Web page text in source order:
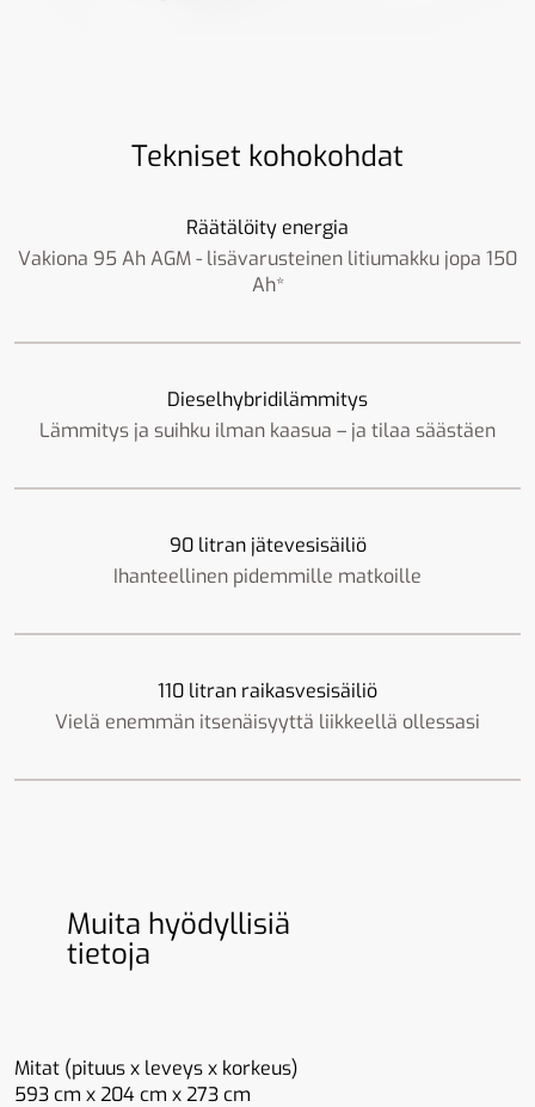
Tekniset kohokohdat
Räätälöity energia
Vakiona 95 Ah AGM - lisävarusteinen litiumakku jopa 150
Ah*
Dieselhybridilämmitys
Lämmitys ja suihku ilman kaasua – ja tilaa säästäen
90 litran jätevesisäiliö
Ihanteellinen pidemmille matkoille
110 litran raikasvesisäiliö
Vielä enemmän itsenäisyyttä liikkeellä ollessasi
Muita hyödyllisiä
tietoja
Mitat (pituus x leveys x korkeus)
593 cm x 204 cm x 273 cm